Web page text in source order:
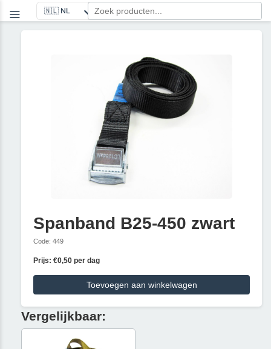
Spanband B25-450 zwart
Code: 449
Prijs: €0,50 per dag
Toevoegen aan winkelwagen
Vergelijkbaar: